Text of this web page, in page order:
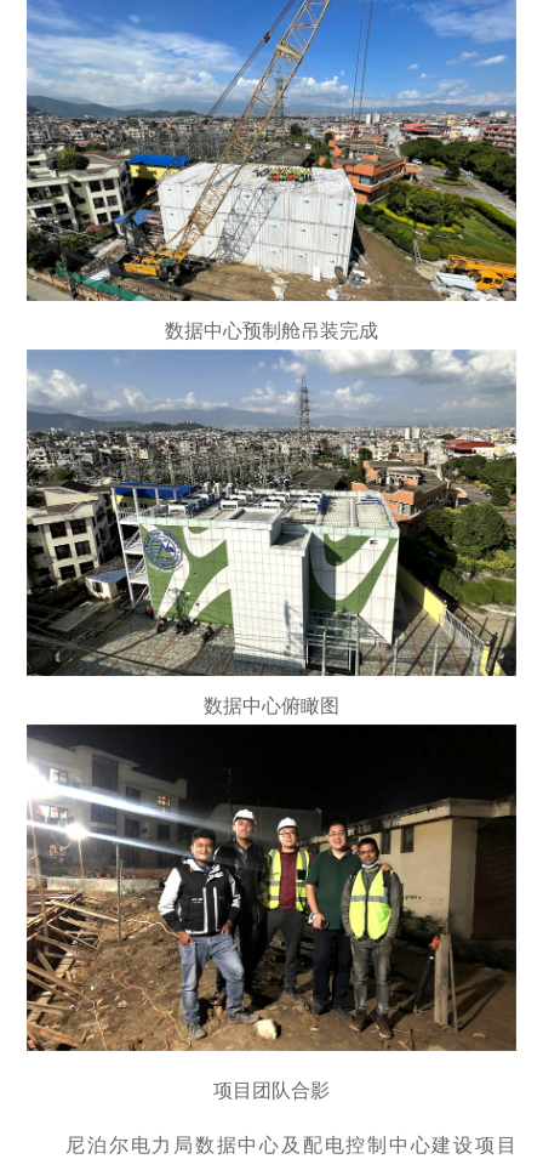
数据中心预制舱吊装完成
数据中心俯瞰图
项目团队合影
尼泊尔电力局数据中心及配电控制中心建设项目